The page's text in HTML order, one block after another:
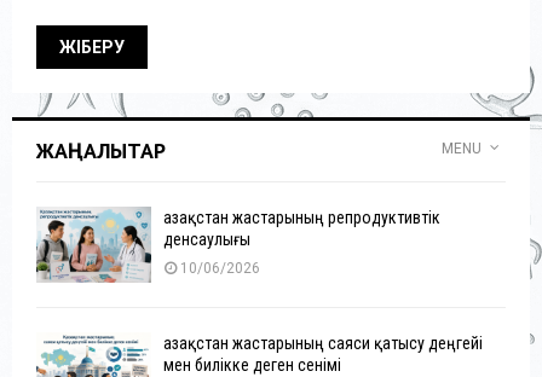
ЖАҢАЛЫҚТАР MENU
Қазақстан жастарының репродуктивтік
денсаулығы
10/06/2026
Қазақстан жастарының саяси қатысу деңгейі
мен билікке деген сенімі